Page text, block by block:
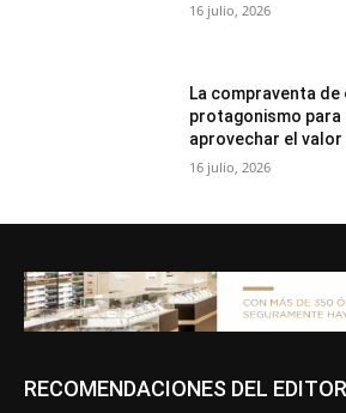
16 julio, 2026
La compraventa de
protagonismo
aprovechar el valor
16 julio, 2026
RECOMENDACIONES DEL EDITOR